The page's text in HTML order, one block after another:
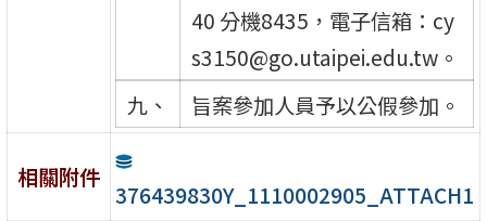
40 分機8435，電子信箱：cy
s3150@go.utaipei.edu.tw。
九、
旨案參加人員予以公假參加。
相關附件
376439830Y_1110002905_ATTACH1